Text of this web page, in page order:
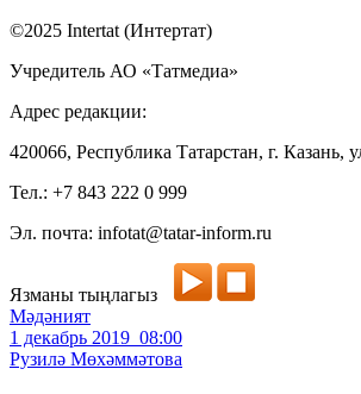
©2025 Intertat (Интертат)
Учредитель АО «Татмедиа»
Адрес редакции:
420066, Республика Татарстан, г. Казань,
Тел.: +7 843 222 0 999
Эл. почта: infotat@tatar-inform.ru
Язманы тыңлагыз
Мәдәният
1 декабрь 2019 08:00
Рузилә Мөхәммәтова